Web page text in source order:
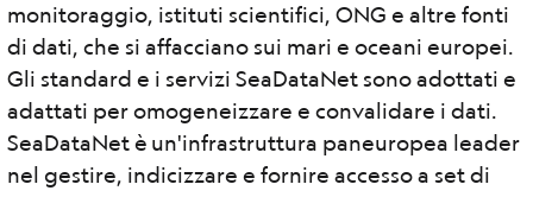
monitoraggio, istituti scientifici, ONG e altre fonti
di dati, che si affacciano sui mari e oceani europei.
Gli standard e i servizi SeaDataNet sono adottati e
adattati per omogeneizzare e convalidare i dati.
SeaDataNet è un'infrastruttura paneuropea leader
nel gestire, indicizzare e fornire accesso a set di